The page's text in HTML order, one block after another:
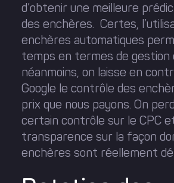
d’obtenir une meilleure
des enchères. Certes,
enchères automatiques
temps en termes de gestion
néanmoins, on laisse en
Google le contrôle des
prix que nous payons. On
certain contrôle sur le CPC
transparence sur la façon
enchères sont réellement